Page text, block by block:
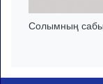
Солымның